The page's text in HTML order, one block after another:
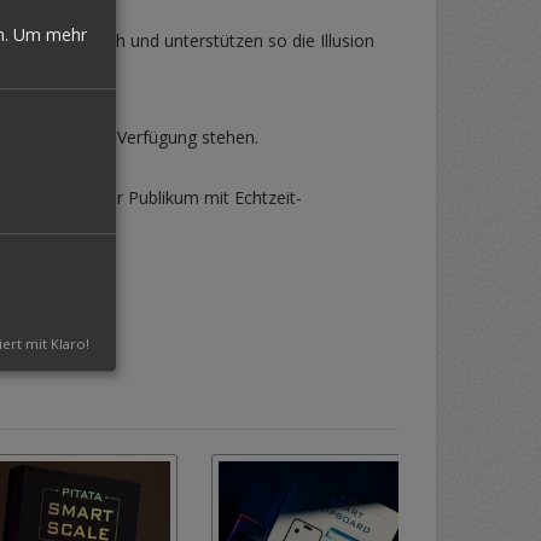
gewöhnlich und unterstützen so die Illusion
zur Verfügung stehen.
Ihr Publikum mit Echtzeit-
Um mehr
mit Klaro!